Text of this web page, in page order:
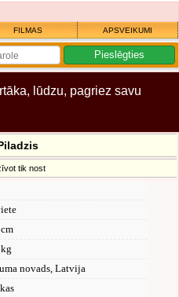
FILMAS APSVEIKUMI
lūdzu, pagriez savu
tik nost
novads, Latvija